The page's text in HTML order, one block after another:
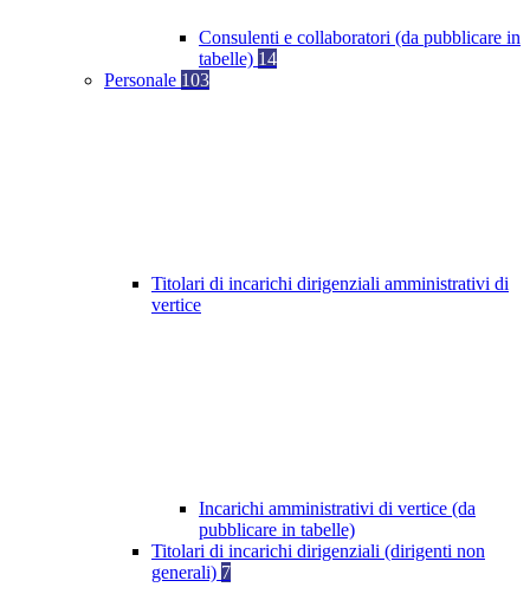
Consulenti e collaboratori (da pubblicare in
tabelle) 14
Personale 103
Titolari di incarichi dirigenziali amministrativi di
vertice
Incarichi amministrativi di vertice (da
pubblicare in tabelle)
Titolari di incarichi dirigenziali (dirigenti non
generali) 7